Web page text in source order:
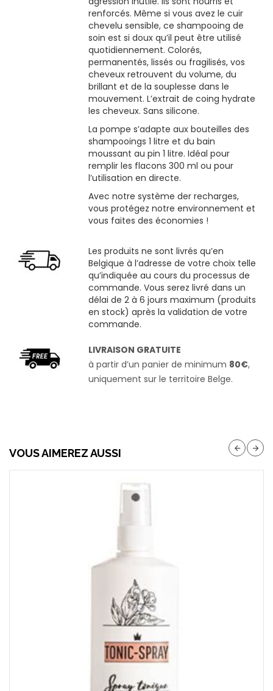
renforcés. Même si vous avez le cuir
chevelu sensible, ce shampooing de
soin est si doux qu’il peut être utilisé
quotidiennement. Colorés,
permanentés, lissés ou fragilisés, vos
cheveux retrouvent du volume, du
brillant et de la souplesse dans le
mouvement. L’extrait de coing hydrate
les cheveux. Sans silicone.
La pompe s’adapte aux bouteilles des
shampooings 1 litre et du bain
moussant au pin 1 litre. Idéal pour
remplir les flacons 300 ml ou pour
l’utilisation en directe.
Avec notre système der recharges,
vous protégez notre environnement et
vous faites des économies !
Les produits ne sont livrés qu’en
Belgique à l’adresse de votre choix telle
qu’indiquée au cours du processus de
commande. Vous serez livré dans un
délai de 2 à 6 jours maximum (produits
en stock) après la validation de votre
commande.
LIVRAISON GRATUITE
à partir d’un panier de minimum 80€,
uniquement sur le territoire Belge.
VOUS AIMEREZ AUSSI